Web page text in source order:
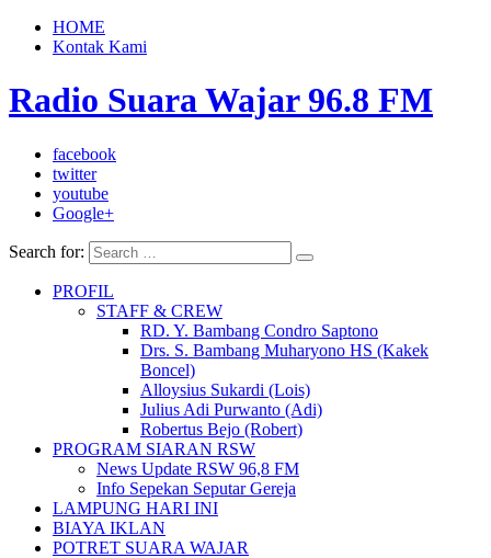
HOME
Kontak Kami
Radio Suara Wajar 96.8 FM
facebook
twitter
youtube
Google+
Search for:
PROFIL
STAFF & CREW
RD. Y. Bambang Condro Saptono
Drs. S. Bambang Muharyono HS (Kakek
Boncel)
Alloysius Sukardi (Lois)
Julius Adi Purwanto (Adi)
Robertus Bejo (Robert)
PROGRAM SIARAN RSW
News Update RSW 96,8 FM
Info Sepekan Seputar Gereja
LAMPUNG HARI INI
BIAYA IKLAN
POTRET SUARA WAJAR